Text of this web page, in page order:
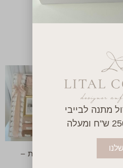
בוואטסאפ!
מארז מתנה ליולדת –
מתנה לבייבי